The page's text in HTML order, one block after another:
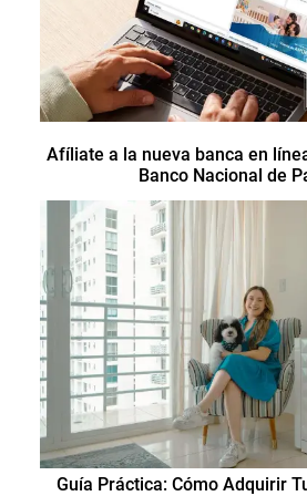
Afíliate a la nueva banca en
Banco Nacional de
Guía Práctica: Cómo Adquirir